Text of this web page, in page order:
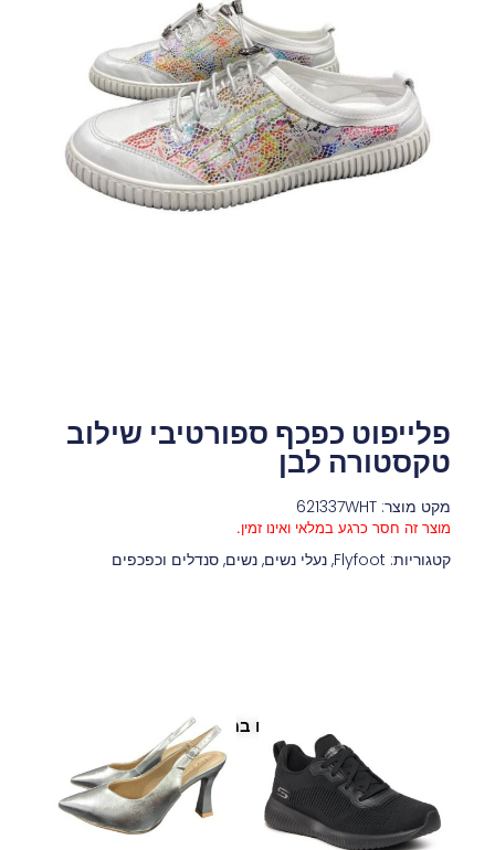
פלייפוט כפכף ספורטיבי שילוב
טקסטורה לבן
מקט מוצר: 621337WHT
מוצר זה חסר כרגע במלאי ואינו זמין.
קטגוריות: Flyfoot
, נעלי נשים, נשים, סנדלים וכפכפים
פריטים נוספים במיוחד בשבילך